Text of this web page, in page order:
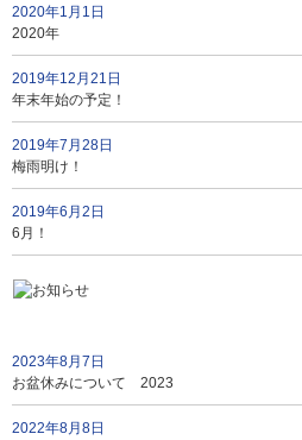
2020年1月1日
2020年
2019年12月21日
年末年始の予定！
2019年7月28日
梅雨明け！
2019年6月2日
6月！
2023年8月7日
お盆休みについて 2023
2022年8月8日